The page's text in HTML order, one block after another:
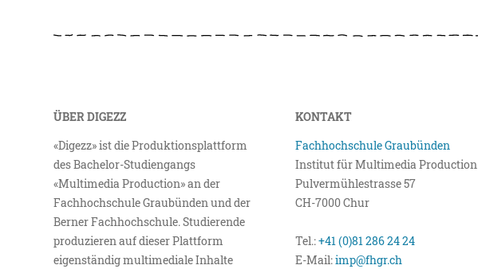
ÜBER DIGEZZ
«Digezz» ist die Produktionsplattform
des Bachelor-Studiengangs
«Multimedia Production» an der
Fachhochschule Graubünden und der
Berner Fachhochschule. Studierende
produzieren auf dieser Plattform
eigenständig multimediale Inhalte
KONTAKT
Fachhochschule Graubünden
Institut für Multimedia Production
Pulvermühlestrasse 57
CH-7000 Chur
Tel.:+41 (0)81 286 24 24
E-Mail:imp@fhgr.ch